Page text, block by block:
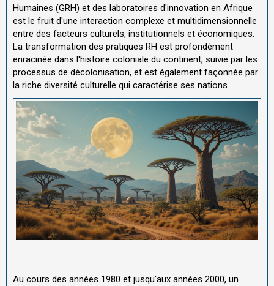
Humaines (GRH) et des laboratoires d'innovation en Afrique
est le fruit d'une interaction complexe et multidimensionnelle
entre des facteurs culturels, institutionnels et économiques.
La transformation des pratiques RH est profondément
enracinée dans l'histoire coloniale du continent, suivie par les
processus de décolonisation, et est également façonnée par
la riche diversité culturelle qui caractérise ses nations.
Au cours des années 1980 et jusqu'aux années 2000, un